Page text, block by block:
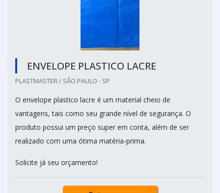
ENVELOPE PLASTICO LACRE
PLASTMASTER / SÃO PAULO - SP
O envelope plastico lacre é um material cheio de
vantagens, tais como seu grande nível de segurança. O
produto possui um preço super em conta, além de ser
realizado com uma ótima matéria-prima.
Solicite já seu orçamento!